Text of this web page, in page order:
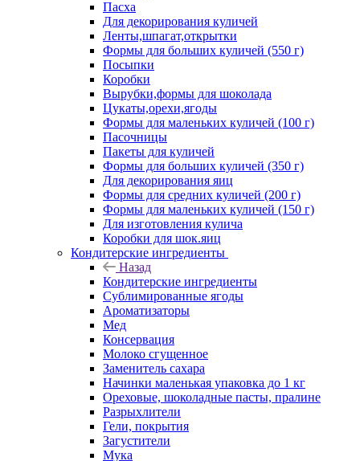
Пасха
Для декорирования куличей
Ленты,шпагат,открытки
Формы для больших куличей (550 г)
Посыпки
Коробки
Вырубки,формы для шоколада
Цукаты,орехи,ягоды
Формы для маленьких куличей (100 г)
Пасочницы
Пакеты для куличей
Формы для больших куличей (350 г)
Для декорирования яиц
Формы для средних куличей (200 г)
Формы для маленьких куличей (150 г)
Для изготовления кулича
Коробки для шок.яиц
Кондитерские ингредиенты
Назад
Кондитерские ингредиенты
Сублимированные ягоды
Ароматизаторы
Мед
Консервация
Молоко сгущенное
Заменитель сахара
Начинки маленькая упаковка до 1 кг
Ореховые, шоколадные пасты, пралине
Разрыхлители
Гели, покрытия
Загустители
Мука